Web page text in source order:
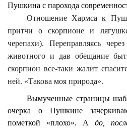
Пушкина с парохода
Отношение Хармса к
притчи о скорпионе и
черепахи). Переправляясь
животного и дав обещание
скорпион все-таки жалит
ней. «Такова моя природа».
Вымученные страницы
очерка о Пушкине
пометкой «плохо». А до,